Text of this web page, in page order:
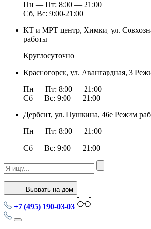
Пн — Пт: 8:00 — 21:00
Сб, Вс: 9:00-21:00
КТ и МРТ центр, Химки, ул.
работы
Круглосуточно
Красногорск, ул. Авангардная, 3
Пн — Пт: 8:00 — 21:00
Сб — Вс: 9:00 — 21:00
Дербент, ул. Пушкина, 46е Режим
Пн — Пт: 8:00 — 21:00
Сб — Вс: 9:00 — 21:00
Вызвать на дом
+7 (495) 190-03-03